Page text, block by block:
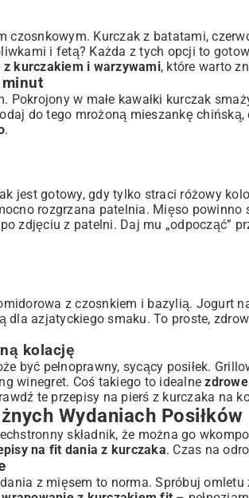
czosnkowym. Kurczak z batatami,
i fetą? Każda z tych opcji to
kurczakiem i warzywami, które warto
minut
w małe kawałki kurczak
do tego mrożoną mieszankę
.
jest gotowy, gdy tylko straci różowy
rozgrzana patelnia. Mięso powinno
zdjęciu z patelni. Daj mu „odpocząć”
z czosnkiem i bazylią. Jogurt
azjatyckiego smaku. To proste,
kolację
być pełnoprawny, sycący posiłek.
winegret. Coś takiego to idealne
te przepisy na pierś z kurczaka na
Wydaniach Posiłków
składnik, że można go
na fit dania z kurczaka. Czas na
z mięsem to norma. Spróbuj omletu